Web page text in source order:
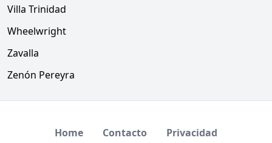
Villa Trinidad
Wheelwright
Zavalla
Zenón Pereyra
Home Contacto Privacidad